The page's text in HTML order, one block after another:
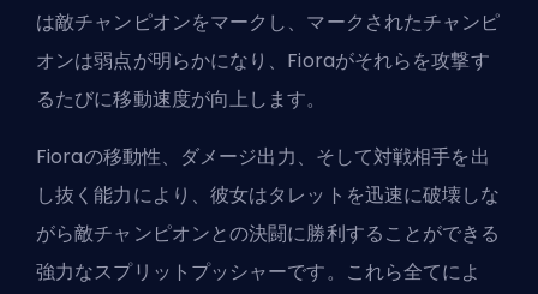
は敵チャンピオンをマークし、マークされたチャンピ
オンは弱点が明らかになり、Fioraがそれらを攻撃す
るたびに移動速度が向上します。
Fioraの移動性、ダメージ出力、そして対戦相手を出
し抜く能力により、彼女はタレットを迅速に破壊しな
がら敵チャンピオンとの決闘に勝利することができる
強力なスプリットプッシャーです。これら全てによ